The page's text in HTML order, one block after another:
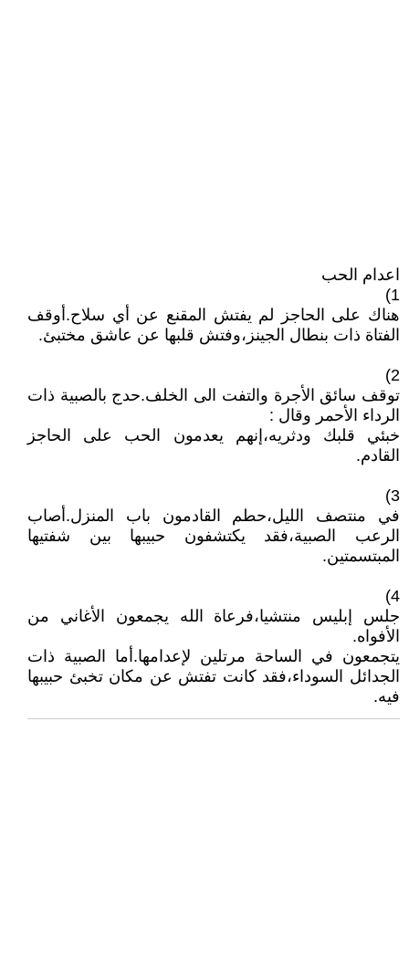
اعدام الحب
1)
هناك على الحاجز لم يفتش المقنع عن أي سلاح.أوقف
الفتاة ذات بنطال الجينز،وفتش قلبها عن عاشق مختبئ.
2)
توقف سائق الأجرة والتفت الى الخلف.حدج بالصبية ذات
الرداء الأحمر وقال :
خبئي قلبك ودثريه،إنهم يعدمون الحب على الحاجز
القادم.
3)
في منتصف الليل،حطم القادمون باب المنزل.أصاب
الرعب الصبية،فقد يكتشفون حبيبها بين شفتيها
المبتسمتين.
4)
جلس إبليس منتشيا،فرعاة الله يجمعون الأغاني من
الأفواه.
يتجمعون في الساحة مرتلين لإعدامها.أما الصبية ذات
الجدائل السوداء،فقد كانت تفتش عن مكان تخبئ حبيبها
فيه.